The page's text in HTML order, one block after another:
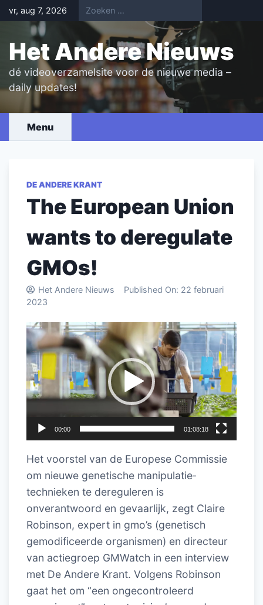
Skip
to
content
vr, aug 7, 2026
Het Andere Nieuws
dé videoverzamelsite voor de nieuwe media –
daily updates!
Menu
DE ANDERE KRANT
The European Union
wants to deregulate
GMOs!
Het Andere Nieuws Published On: 22 februari
2023
Videospeler
00:00 01:08:18
Het voorstel van de Europese Commissie
om nieuwe genetische manipulatie­
technieken te dereguleren is
onverantwoord en gevaarlijk, zegt Claire
Robinson, expert in gmo’s (genetisch
gemodificeerde organismen) en directeur
van actiegroep GMWatch in een interview
met De Andere Krant. Volgens Robinson
gaat het om “een ongecontroleerd